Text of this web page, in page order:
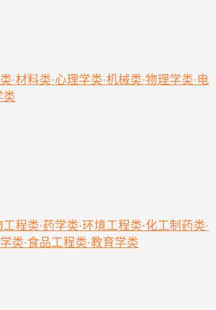
·材料类·心理学类·机械类·物理学类·电
类
程类·药学类·环境工程类·化工制药类·
类·食品工程类·教育学类